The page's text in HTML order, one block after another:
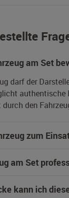
am Set
darf der
authentische
den
zum
am Set
kann ich